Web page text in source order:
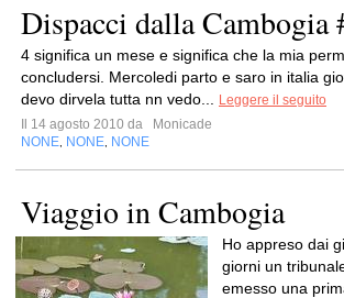
Dispacci dalla Cambogia
4 significa un mese e significa che la mia
concludersi. Mercoledi parto e saro in italia
devo dirvela tutta nn vedo...
Leggere il seguito
Il 14 agosto 2010 da
Monicade
NONE NONE NONE
Viaggio in Cambogia
Ho appreso dai
giorni un
emesso una